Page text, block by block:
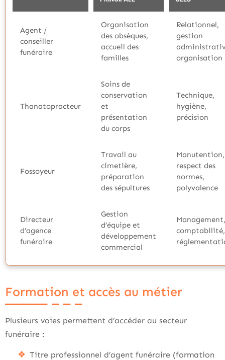
Agent /
conseiller
funéraire
Organisation
des obsèques,
accueil des
familles
Relationnel,
gestion
organisation
Thanatopracteur
Soins de
conservation
et
présentation
du corps
Technique,
hygiène,
précision
Fossoyeur
Travail au
cimetière,
préparation
des sépultures
Manutention,
respect des
normes,
polyvalence
Directeur
d’agence
funéraire
Gestion
d’équipe et
développement
commercial
Management,
comptabilité,
Formation et accès au métier
Plusieurs voies permettent d’accéder au secteur
funéraire :
Titre professionnel d’agent funéraire (formation